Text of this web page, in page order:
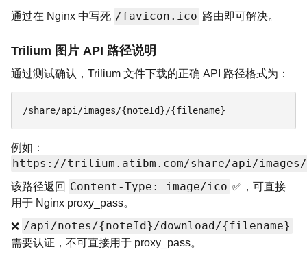
通过在 Nginx 中写死 /favicon.ico 路由即可解决。
Trilium 图片 API 路径说明
通过测试确认，Trilium 文件下载的正确 API 路径格式为：
/share/api/images/{noteId}/{filename}
例如：
https://trilium.atibm.com/share/api/images/
该路径返回 Content-Type: image/ico ✅，可直接
用于 Nginx proxy_pass。
❌ /api/notes/{noteId}/download/{filename}
需要认证，不可直接用于 proxy_pass。